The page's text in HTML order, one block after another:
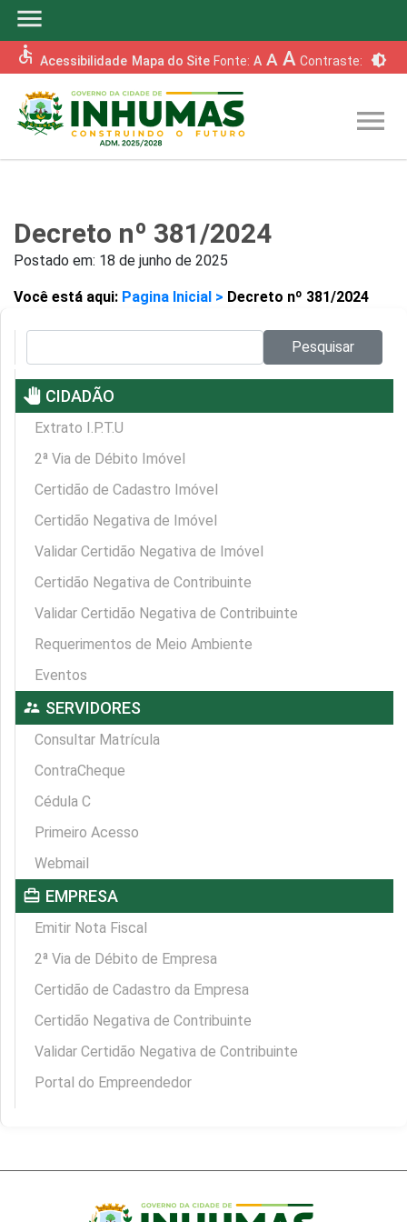
menu
accessible Acessibilidade Mapa do Site Fonte: A A A Contraste: brightness_6
menu
Decreto nº 381/2024
Postado em: 18 de junho de 2025
Você está aqui: Pagina Inicial > Decreto nº 381/2024
Pesquisar
pan_tool CIDADÃO
Extrato I.P.T.U
2ª Via de Débito Imóvel
Certidão de Cadastro Imóvel
Certidão Negativa de Imóvel
Validar Certidão Negativa de Imóvel
Certidão Negativa de Contribuinte
Validar Certidão Negativa de Contribuinte
Requerimentos de Meio Ambiente
Eventos
supervisor_account SERVIDORES
Consultar Matrícula
ContraCheque
Cédula C
Primeiro Acesso
Webmail
card_travel EMPRESA
Emitir Nota Fiscal
2ª Via de Débito de Empresa
Certidão de Cadastro da Empresa
Certidão Negativa de Contribuinte
Validar Certidão Negativa de Contribuinte
Portal do Empreendedor